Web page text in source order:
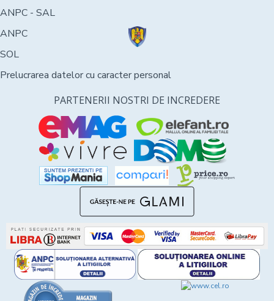
ANPC - SAL
ANPC
SOL
Prelucrarea datelor cu caracter personal
PARTENERII NOSTRI DE INCREDERE